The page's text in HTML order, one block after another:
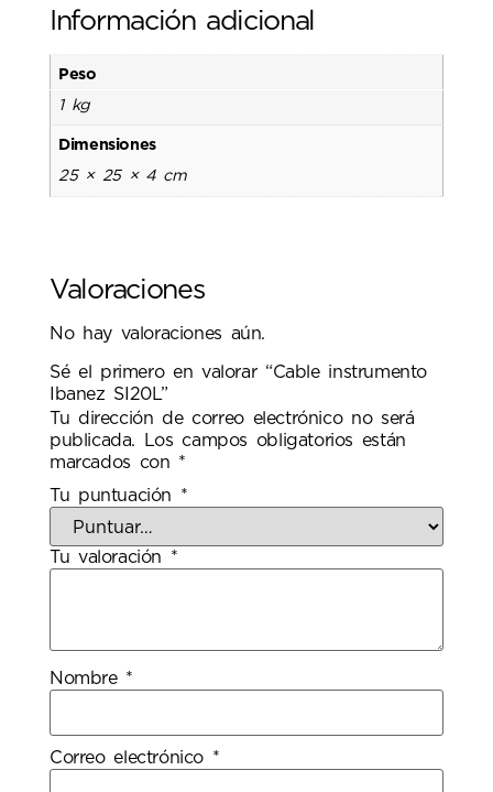
Información adicional
Peso
1 kg
Dimensiones
25 × 25 × 4 cm
Valoraciones
No hay valoraciones aún.
Sé el primero en valorar “Cable instrumento
Ibanez SI20L”
Tu dirección de correo electrónico no será
publicada.
Los campos obligatorios están
marcados con *
Tu puntuación *
Tu valoración *
Nombre *
Correo electrónico *